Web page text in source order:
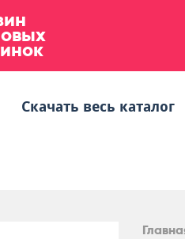
Скачать весь каталог